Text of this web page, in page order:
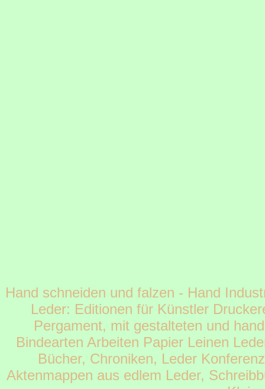
Hand schneiden und falzen - Hand
Leder: Editionen für Künstler
Pergament, mit gestalteten und
Bindearten Arbeiten Papier Leinen
Bücher, Chroniken, Leder
Aktenmappen aus edlem Leder,